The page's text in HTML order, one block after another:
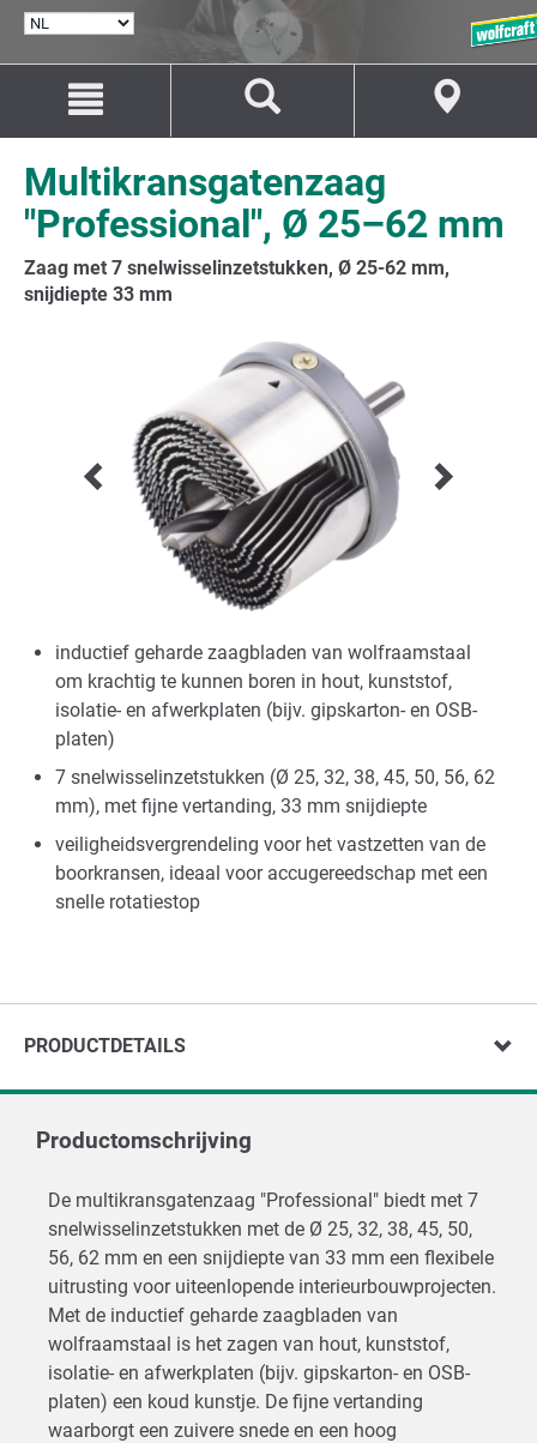
springen
navigatie
springen
Multikransgatenzaag
"Professional", Ø 25–62 mm
Zaag met 7 snelwisselinzetstukken, Ø 25-62 mm,
snijdiepte 33 mm
inductief geharde zaagbladen van wolfraamstaal
om krachtig te kunnen boren in hout, kunststof,
isolatie- en afwerkplaten (bijv. gipskarton- en OSB-
platen)
7 snelwisselinzetstukken (Ø 25, 32, 38, 45, 50, 56, 62
mm), met fijne vertanding, 33 mm snijdiepte
veiligheidsvergrendeling voor het vastzetten van de
boorkransen, ideaal voor accugereedschap met een
snelle rotatiestop
PRODUCTDETAILS
Productomschrijving
De multikransgatenzaag "Professional" biedt met 7
snelwisselinzetstukken met de Ø 25, 32, 38, 45, 50,
56, 62 mm en een snijdiepte van 33 mm een flexibele
uitrusting voor uiteenlopende interieurbouwprojecten.
Met de inductief geharde zaagbladen van
wolfraamstaal is het zagen van hout, kunststof,
isolatie- en afwerkplaten (bijv. gipskarton- en OSB-
platen) een koud kunstje. De fijne vertanding
waarborgt een zuivere snede en een hoog